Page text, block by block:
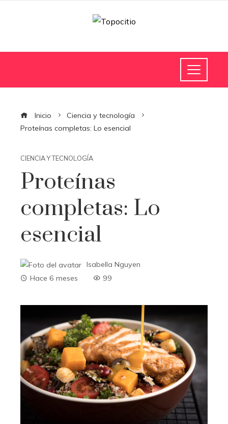
Inicio
Ciencia y tecnología
Proteínas completas: Lo esencial
CIENCIA Y TECNOLOGÍA
Proteínas
completas: Lo
esencial
Isabella Nguyen
Hace 6 meses
99